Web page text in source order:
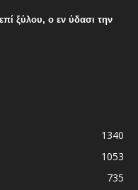
ξύλου, ο εν ύδασι την
1340
1053
735